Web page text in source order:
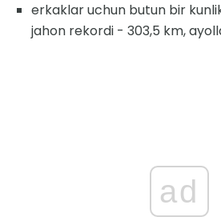
erkaklar uchun butun bir
jahon rekordi - 303,5 km,
ad